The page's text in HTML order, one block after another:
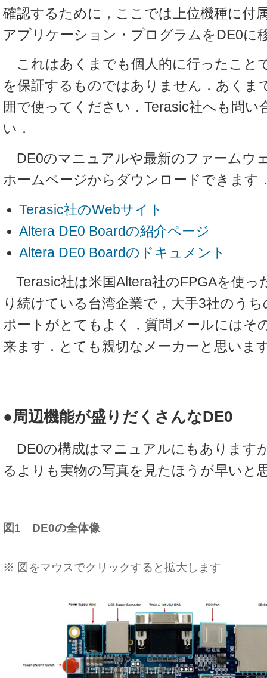
確認するために，ここでは上位機種に付
アプリケーション・プログラムをDE0に
これはあくまでも個人的に行ったこと
を保証するものではありません．あくま
囲で使ってください．Terasic社へも問い
い．
DE0のマニュアルや最新のファームウ
ホームページからダウンロードできます
Terasic社のWebサイト
Altera DE0 Boardの紹介ページ
Altera DE0 Boardのドキュメント
Terasic社は米国Altera社のFPGAを使っ
り続けている台湾企業で，大手3社のう
ポートがとてもよく，質問メールにはそ
来ます．とても親切なメーカーと思いま
●周辺機能が盛りだくさんなDE0
DE0の構成はマニュアルにもあります
るよりも実物の写真を見たほうが早いと
図1 DE0の全体像
※ 図をマウスでクリックすると拡大します